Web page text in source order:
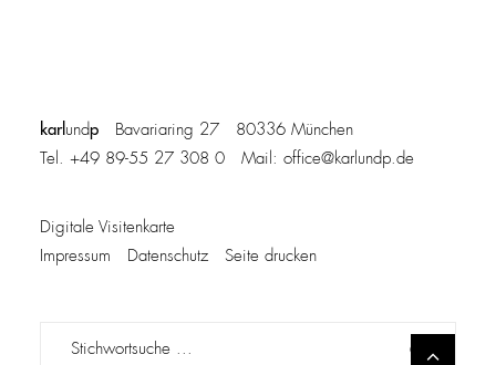
karl undp Bavariaring 27 80336 München
Tel. +49 89-55 27 308 0 Mail: office@karlundp.de
Digitale Visitenkarte
Impressum
Datenschutz Seite drucken